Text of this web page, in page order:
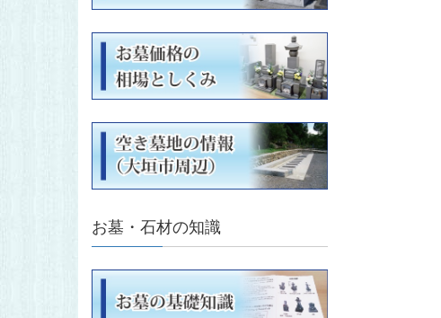
お墓・石材の知識